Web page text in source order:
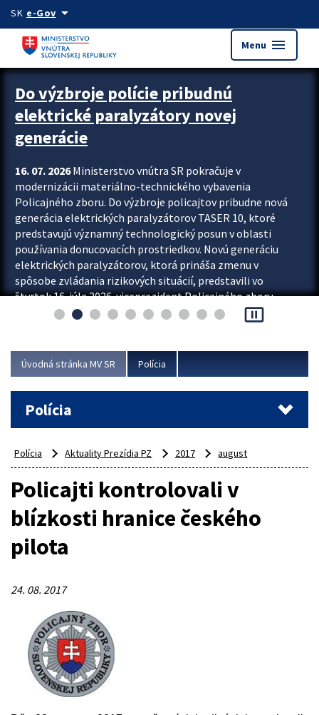
Preskocit na hlavný obsah
SK e-Govarrow_drop_down
Menu menu
Zastavit automatický posun upútavok
Do výzbroje polície pribudnú
elektrické paralyzátory novej
generácie
16. 07. 2026Ministerstvo vnútra SR pokračuje v
modernizácii materiálno-technického vybavenia
Policajného zboru. Do výzbroje policajtov pribudne nová
generácia elektrických paralyzátorov TASER 10, ktoré
predstavujú významný technologický posun v oblasti
používania donucovacích prostriedkov. Novú generáciu
elektrických paralyzátorov, ktorá prináša zmenu v
spôsobe zvládania rizikových situácií, predstavili vo
štvrtok 16. júla 2026 viceprezident Policajného zboru
Rastislav Polakovič a riaditeľ odboru výcviku...
pause_presentation
Úvodná stránka MV SR Polícia
Polícia
Polícia Aktuality Prezídia PZ 2017 august
Policajti kontrolovali v
blízkosti hranice českého
pilota
24. 08. 2017